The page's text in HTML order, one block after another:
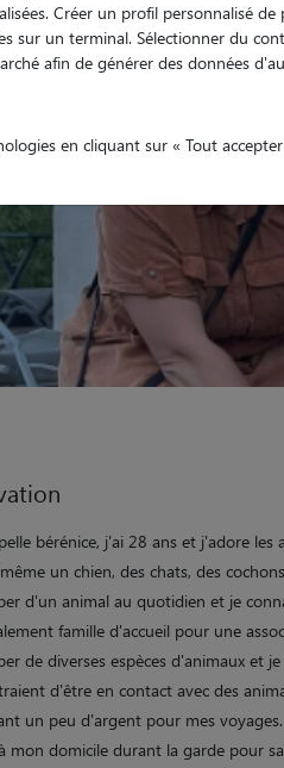
bérénice, j'ai 28 ans et j'adore
un chien, des chats, des
d'un animal au quotidien et je
famille d'accueil pour une
de diverses espèces d'animaux et
d'être en contact avec des
un peu d'argent pour mes
mon domicile durant la garde pour
Créer un profil personnalisé
sur un terminal. Sélectionner du
afin de générer des données
en cliquant sur « Tout